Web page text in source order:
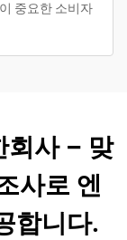
중요한 소비자
회사 – 맞
사로 엔
합니다.